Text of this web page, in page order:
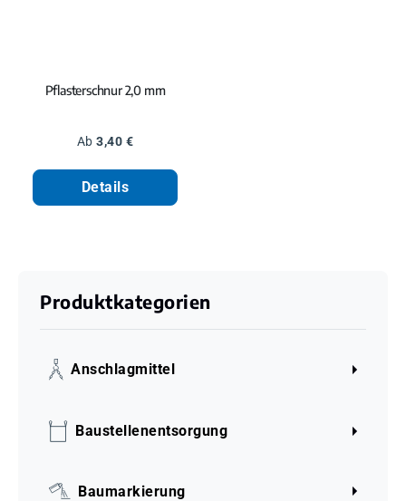
Pflasterschnur 2,0 mm
Regulärer Preis:
Ab3,40 €
Details
Produktkategorien
Anschlagmittel
Baustellenentsorgung
Baumarkierung